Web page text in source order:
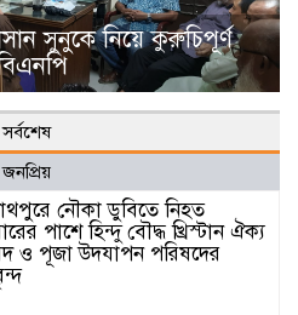
সুনুকে নিয়ে কুরুচিপূর্ণ
সর্বশেষ
জনপ্রিয়
নৌকা ডুবিতে নিহত
পাশে হিন্দু বৌদ্ধ খ্রিস্টান ঐক্য
ও পূজা উদযাপন পরিষদের